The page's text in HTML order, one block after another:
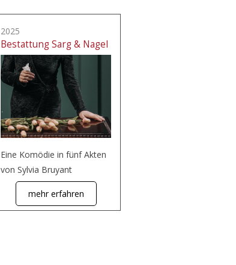
2025
Bestattung Sarg & Nagel
Eine Komödie in fünf Akten
von Sylvia Bruyant
mehr erfahren